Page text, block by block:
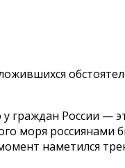
граждан России —
моря россиянами
наметился